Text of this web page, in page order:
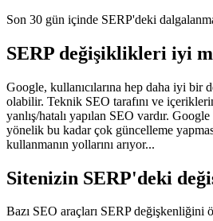
Son 30 gün içinde SERP'deki
SERP değişiklikleri iyi
Google, kullanıcılarına hep daha iyi
olabilir. Teknik SEO tarafını ve
yanlış/hatalı yapılan SEO vardır.
yönelik bu kadar çok güncelleme
kullanmanın yollarını arıyor...
Sitenizin SERP'deki
Bazı SEO araçları SERP